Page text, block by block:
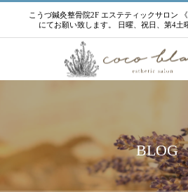
こうづ鍼灸整骨院2F エステティックサロン
にてお願い致します。 日曜、祝日、第4土
BLOG